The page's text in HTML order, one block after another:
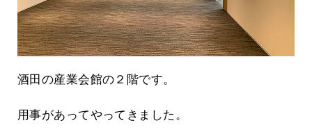
酒田の産業会館の２階です。
用事があってやってきました。